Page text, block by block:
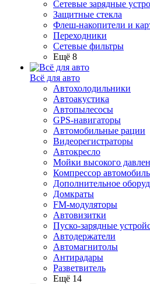
Сетевые зарядные
Защитные стекла
Флеш-накопители и
Переходники
Сетевые фильтры
Ещё 8
Всё для авто
Автохолодильники
Автоакустика
Автопылесосы
GPS-навигаторы
Автомобильные рации
Видеорегистраторы
Автокресло
Мойки высокого
Компрессор
Дополнительное
Домкраты
FM-модуляторы
Автовизитки
Пуско-зарядные
Автодержатели
Автомагнитолы
Антирадары
Разветвитель
Ещё 14